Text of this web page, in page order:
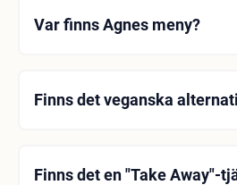
Var finns Agnes meny?
Finns det veganska
Finns det en "Take Away"-